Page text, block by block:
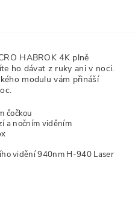
HABROK 4K plně
ho dávat z ruky ani v noci.
modulu vám přináší
čočkou
a nočním viděním
vidění 940nm H-940 Laser